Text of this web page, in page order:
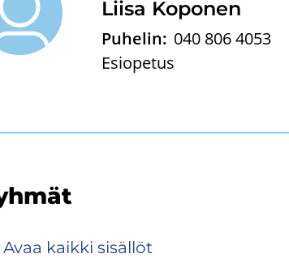
Liisa Ko­po­nen
Puhelin: 040 806 4053
Esiopetus
Avaa kaik­ki si­säl­löt